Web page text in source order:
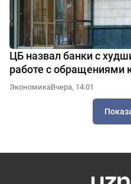
ЦБ назвал банки с
работе с обращениями
ЭкономикаВчера, 14:01